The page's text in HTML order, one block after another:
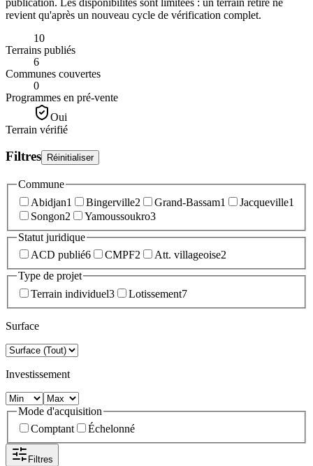
revient qu'après un nouveau cycle de vérification complet.
10
Terrains publiés
6
Communes couvertes
0
Programmes en pré-vente
Oui
Terrain vérifié
Filtres Réinitialiser
Commune
Abidjan1 Bingerville2 Grand-Bassam1 Jacqueville1
Songon2 Yamoussoukro3
Statut juridique
ACD publié6 CMPF2 Att. villageoise2
Type de projet
Terrain individuel3 Lotissement7
Surface
Investissement
Mode d'acquisition
Comptant
Échelonné
Filtres